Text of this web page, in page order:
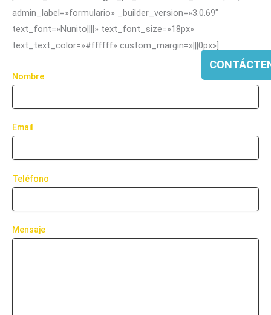
admin_label=»formulario» _builder_version=»3.0.69″
text_font=»Nunito||||» text_font_size=»18px»
text_text_color=»#ffffff» custom_margin=»|||0px»]
Nombre
Email
Teléfono
Mensaje